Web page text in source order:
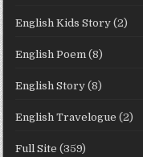
English Kids Story (2)
English Poem (8)
English Story (8)
English Travelogue (2)
Full Site (359)